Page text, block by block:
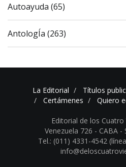
Autoayuda (65)
AntologÍa (263)
La Editorial Títulos
Certámenes
Quiero
Editorial de los
Venezuela 726 - CABA -
Tel.: (011) 4331-4542